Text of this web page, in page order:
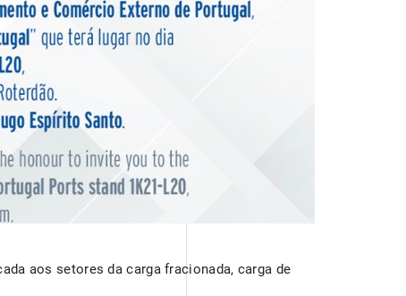
aos setores da carga fracionada, carga de